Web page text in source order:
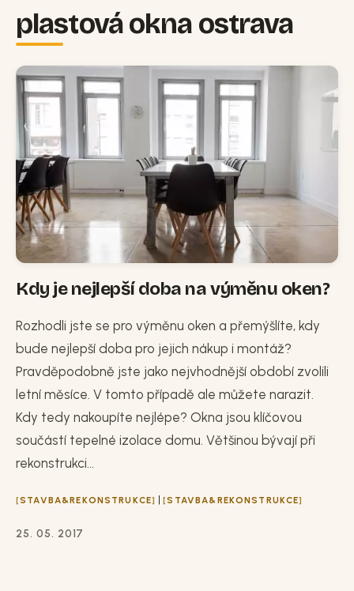
plastová okna ostrava
Kdy je nejlepší doba na výměnu oken?
Rozhodli jste se pro výměnu oken a přemýšlíte, kdy
bude nejlepší doba pro jejich nákup i montáž?
Pravděpodobně jste jako nejvhodnější období zvolili
letní měsíce. V tomto případě ale můžete narazit.
Kdy tedy nakoupíte nejlépe? Okna jsou klíčovou
součástí tepelné izolace domu. Většinou bývají při
rekonstrukci...
STAVBA&REKONSTRUKCE | STAVBA&REKONSTRUKCE
25. 05. 2017